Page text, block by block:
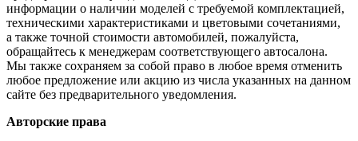
информации о наличии моделей с требуемой комплектацией,
техническими характеристиками и цветовыми сочетаниями,
а также точной стоимости автомобилей, пожалуйста,
обращайтесь к менеджерам соответствующего автосалона.
Мы также сохраняем за собой право в любое время отменить
любое предложение или акцию из числа указанных на данном
сайте без предварительного уведомления.
Авторские права